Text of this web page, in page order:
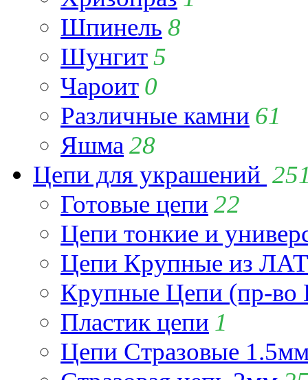
Шпинель 8
Шунгит5
Чароит 0
Различные камни 61
Яшма 28
Цепи для украшений
Готовые цепи 22
Цепи тонкие и
Цепи Крупные из
Крупные Цепи (пр-во
Пластик цепи 1
Цепи Стразовые